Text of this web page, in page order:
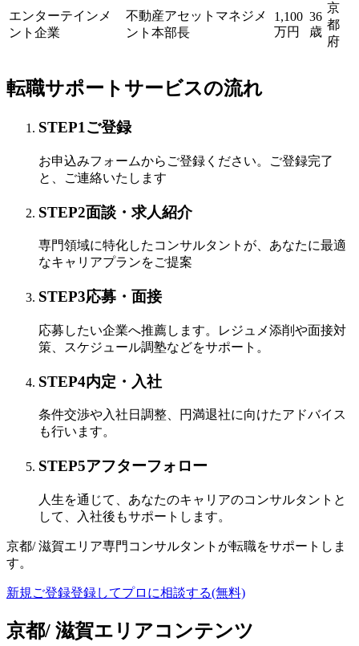
エンターテインメ
ント企業
不動産アセットマネジメ
ント本部長
1,100
万円
36
歳
京
都
府
転職サポートサービスの流れ
STEP1ご登録
お申込みフォームからご登録ください。ご登録完了
と、ご連絡いたします
STEP2面談・求人紹介
専門領域に特化したコンサルタントが、あなたに最適
なキャリアプランをご提案
STEP3応募・面接
応募したい企業へ推薦します。レジュメ添削や面接対
策、スケジュール調塾などをサポート。
STEP4内定・入社
条件交渉や入社日調整、円満退社に向けたアドバイス
も行います。
STEP5アフターフォロー
人生を通じて、あなたのキャリアのコンサルタントと
して、入社後もサポートします。
京都/ 滋賀エリア専門コンサルタントが転職をサポートしま
す。
新規ご登録登録してプロに相談する(無料)
京都/ 滋賀エリアコンテンツ